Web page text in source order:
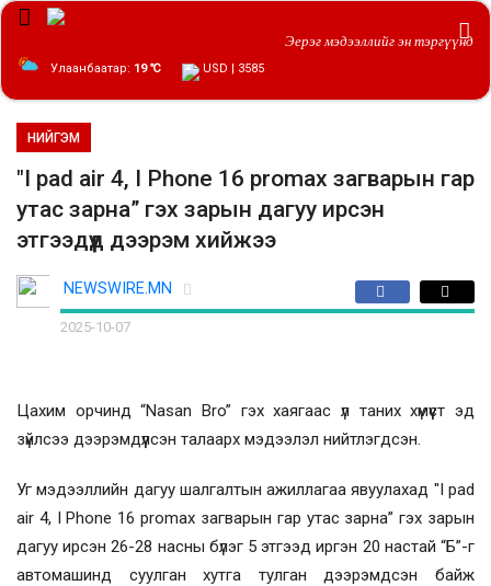
Эерэг мэдээллийг эн тэргүүнд
Улаанбаатар: 19 ℃ USD | 3585
НИЙГЭМ
"I pad air 4, I Phone 16 promax загварын гар
утас зарна” гэх зарын дагуу ирсэн
этгээдүүд дээрэм хийжээ
NEWSWIRE.MN
2025-10-07
Цахим орчинд “Nasan Bro” гэх хаягаас үл таних хүмүүст эд
зүйлсээ дээрэмдүүлсэн талаарх мэдээлэл нийтлэгдсэн.
Уг мэдээллийн дагуу шалгалтын ажиллагаа явуулахад "I pad
air 4, I Phone 16 promax загварын гар утас зарна” гэх зарын
дагуу ирсэн 26-28 насны бүлэг 5 этгээд иргэн 20 настай “Б”-г
автомашинд суулган хутга тулган дээрэмдсэн байж